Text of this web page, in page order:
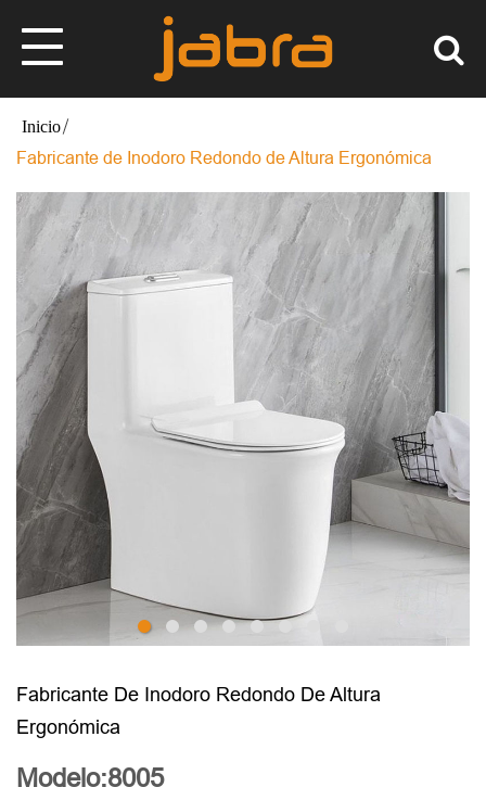
Fabricante de Inodoro Redondo de Altura Ergonómica
Fabricante De Inodoro Redondo De Altura
Ergonómica
Modelo:8005